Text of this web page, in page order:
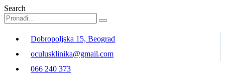
Search
Dobropoljska 15, Beograd
oculusklinika@gmail.com
066 240 373